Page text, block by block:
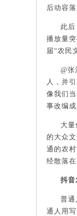
后动容落
此
播放量
届“农民
@张
人，并
像我们
事改编
大
的大众
通的农
经散落
抖音
普通
通人用